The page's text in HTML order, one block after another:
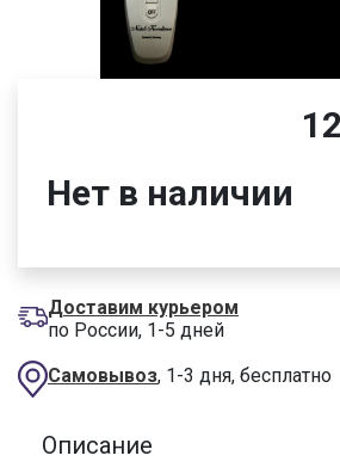
Нет в наличии
Доставим курьером
по России, 1-5 дней
Самовывоз, 1-3 дня, бесплатно
Описание